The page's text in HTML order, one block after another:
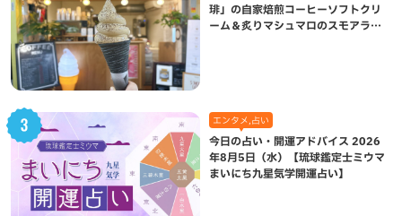
琲」の自家焙煎コーヒーソフトクリ
ーム＆炙りマシュマロのスモアラテ
エンタメ,占い
今日の占い・開運アドバイス 2026
年8月5日（水）【琉球鑑定士ミウマ
まいにち九星気学開運占い】